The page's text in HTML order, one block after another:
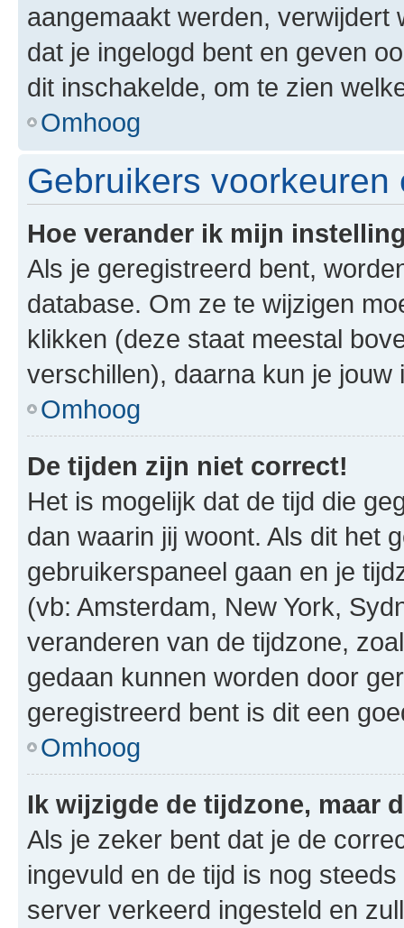
aangemaakt werden,
dat je ingelogd bent en geven
dit inschakelde, om te zien
Omhoog
Gebruikers voorkeuren
Hoe verander ik mijn
Als je geregistreerd bent,
database. Om ze te wijzigen
klikken (deze staat meestal
verschillen), daarna kun je jouw
Omhoog
De tijden zijn niet correct!
Het is mogelijk dat de tijd die
dan waarin jij woont. Als dit het
gebruikerspaneel gaan en je
(vb: Amsterdam, New York,
veranderen van de tijdzone,
gedaan kunnen worden door
geregistreerd bent is dit een
Omhoog
Ik wijzigde de tijdzone, maar
Als je zeker bent dat je de
ingevuld en de tijd is nog
server verkeerd ingesteld en